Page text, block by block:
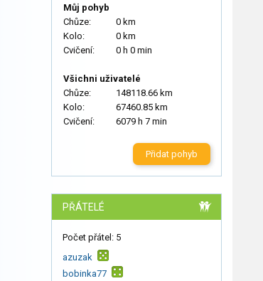
Můj pohyb
Chůze:
0 km
Kolo:
0 km
Cvičení:
0 h 0 min
Všichni uživatelé
Chůze:
148118.66 km
Kolo:
67460.85 km
Cvičení:
6079 h 7 min
Přidat pohyb
PŘÁTELÉ
Počet přátel: 5
azuzak
bobinka77